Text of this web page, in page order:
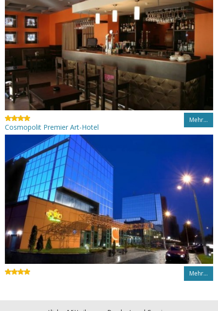
Mehr…
Cosmopolit Premier Art-Hotel
Mehr…